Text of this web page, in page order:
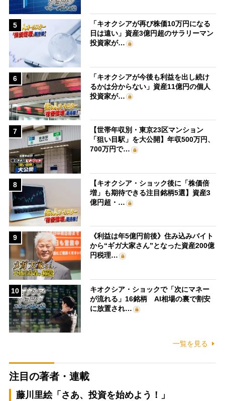
5
「キオクシアが再び株価10万円になる
日は遠い」資産3億円超のサラリーマン
投資家が…
6
「キオクシアが今後も利益を出し続け
るかは分からない」資産11億円の個人
投資家が…
7
【世帯年収別・東京23区マンション
「狙い目駅」を大公開】年収500万円、
700万円で…
8
【キオクシア・ショック後に「株価倍
増」も期待できる注目銘柄5選】資産3
億円超・…
9
《利益は年5億円前後》住み込みバイト
から“ギガ大家さん”となった資産200億
円税理…
10
キオクシア・ショックで「次にマネー
が流れる」16銘柄 AI相場の裏で割安
に放置され…
一覧を見る
注目の著者・連載
藤川里絵「さあ、投資を始めよう！」